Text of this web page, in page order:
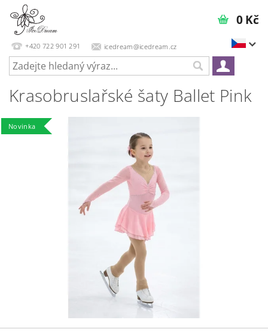
+420 722 901 291 icedream@icedream.cz
0 Kč
Krasobruslařské šaty Ballet Pink
Novinka